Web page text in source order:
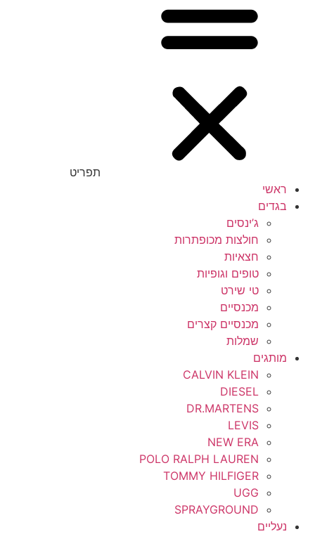
תפריט
ראשי
בגדים
ג’ינסים
חולצות מכופתרות
חצאיות
טופים וגופיות
טי שירט
מכנסיים
מכנסיים קצרים
שמלות
מותגים
CALVIN KLEIN
DIESEL
DR.MARTENS
LEVIS
NEW ERA
POLO RALPH LAUREN
TOMMY HILFIGER
UGG
SPRAYGROUND
נעליים